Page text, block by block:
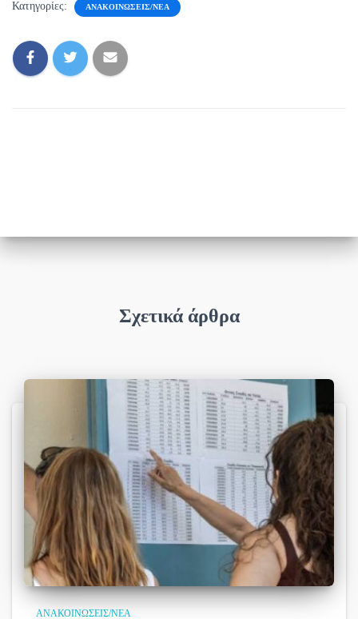
Κατηγορίες: ΑΝΑΚΟΙΝΏΣΕΙΣ/ΝΈΑ
Σχετικά άρθρα
ΑΝΑΚΟΙΝΏΣΕΙΣ/ΝΈΑ